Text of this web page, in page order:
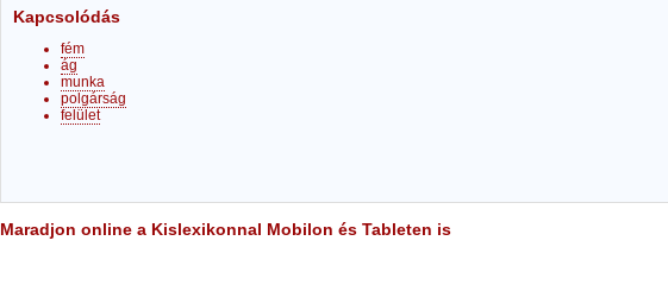
Kapcsolódás
fém
ág
munka
polgárság
felület
Maradjon online a Kislexikonnal Mobilon és Tableten is